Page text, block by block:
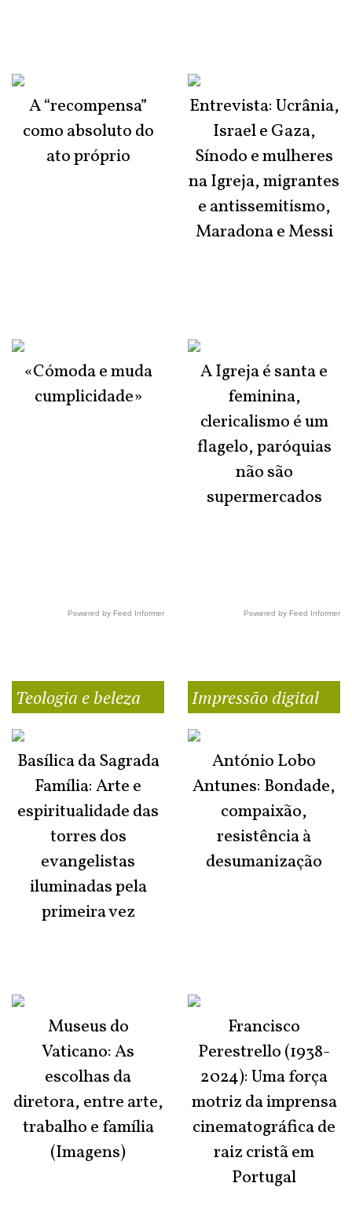
A “recompensa”
como absoluto do
ato próprio
«Cómoda e muda
cumplicidade»
Powered by Feed Informer
Entrevista: Ucrânia,
Israel e Gaza,
Sínodo e mulheres
na Igreja, migrantes
e antissemitismo,
Maradona e Messi
A Igreja é santa e
feminina,
clericalismo é um
flagelo, paróquias
não são
supermercados
Powered by Feed Informer
Teologia e beleza
Basílica da Sagrada
Família: Arte e
espiritualidade das
torres dos
evangelistas
iluminadas pela
primeira vez
Museus do
Vaticano: As
escolhas da
diretora, entre arte,
trabalho e família
(Imagens)
Impressão digital
António Lobo
Antunes: Bondade,
compaixão,
resistência à
desumanização
Francisco
Perestrello (1938-
2024): Uma força
motriz da imprensa
cinematográfica de
raiz cristã em
Portugal